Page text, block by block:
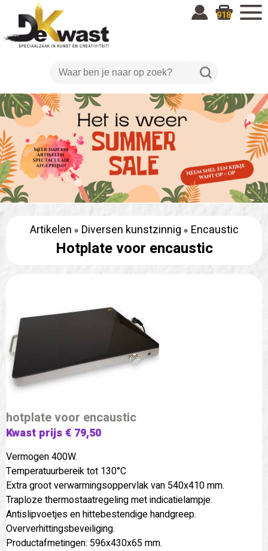
918
Artikelen Diversen kunstzinnig Encaustic
Hotplate voor encaustic
hotplate voor encaustic
Kwast prijs € 79,50
Vermogen 400W.
Temperatuurbereik tot 130°C
Extra groot verwarmingsoppervlak van 540x410 mm.
Traploze thermostaatregeling met indicatielampje.
Antislipvoetjes en hittebestendige handgreep.
Oververhittingsbeveiliging.
Productafmetingen: 596x430x65 mm.